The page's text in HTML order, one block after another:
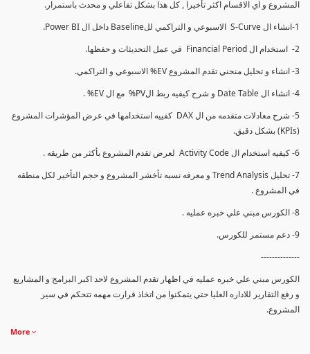
المشروع و اي الاقسام اكثر تأخيرا , كل هذا بشكل تفاعلي و محدث باستمرار.
1-انشاء ال S-Curve الاسبوعي و التراكمي للBaseline داخل ال Power BI.
2- استخدام ال Financial Period في عمل التحديثات و حفظها.
3- انشاء و تحليل منحني تقدم المشروع EV% الاسبوعي و التراكمي.
4- انشاء ال Date Table و شرح كيفيه ربط الPV% مع ال EV% .
5- شرح معادلات متقدمه من ال DAX كفييه استخدامها في عرض المؤشرات المشروع
(KPIs) بشكل دقيق.
6- كيفيه استخدام ال Activity Code لعرض تقدم المشروع بأكثر من طريقه .
7- تحليل Trend Analysis و معرفه نسبه تأخشر المشروع و حجم التأخير لكل منطقه
في المشروع .
8- الكورس مبني علي خبره عمليه .
9- دعم مستمر للكورس.
--------------
الكورس مبني علي خبره عمليه في اظهار تقدم المشروع لاحد اكبر البرامج و المشاريع
و رفع التقارير للاداره العليا حتي يتمكنوا من اتخاذ قرارت مهمه تتحكم في سير
المشروع.
More